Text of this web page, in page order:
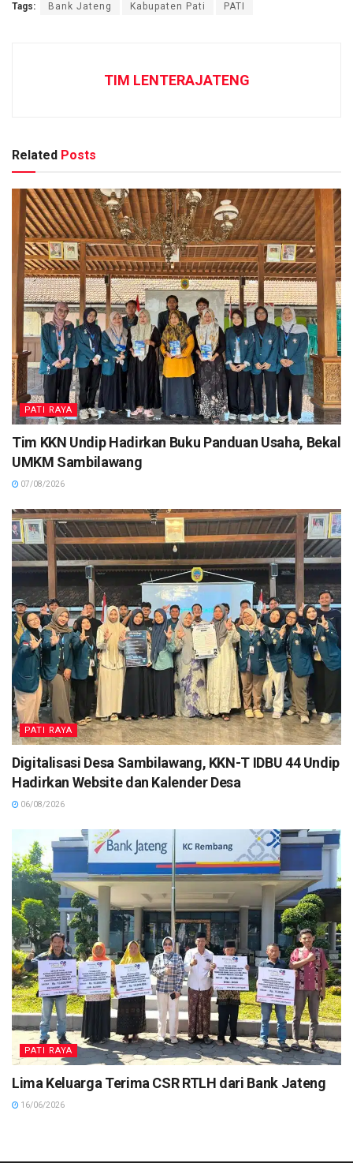
Tags: Bank Jateng Kabupaten Pati PATI
TIM LENTERAJATENG
Related Posts
PATI RAYA
Tim KKN Undip Hadirkan Buku Panduan Usaha, Bekal
UMKM Sambilawang
07/08/2026
PATI RAYA
Digitalisasi Desa Sambilawang, KKN-T IDBU 44 Undip
Hadirkan Website dan Kalender Desa
06/08/2026
PATI RAYA
Lima Keluarga Terima CSR RTLH dari Bank Jateng
16/06/2026